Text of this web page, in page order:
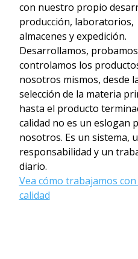
con nuestro propio
producción, laboratorios,
almacenes y expedición.
Desarrollamos,
controlamos los
nosotros mismos, desde
selección de la materia
hasta el producto
calidad no es un eslogan
nosotros. Es un sistema,
responsabilidad y un
diario.
Vea cómo trabajamos con
calidad